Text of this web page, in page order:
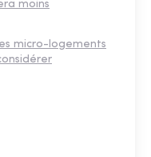
moins
micro-logements